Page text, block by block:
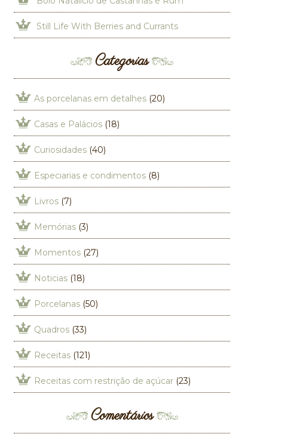
Still Life With Berries and Currants
Categorias
As porcelanas em detalhes (20)
Casas e Palácios (18)
Curiosidades (40)
Especiarias e condimentos (8)
Livros (7)
Memórias (3)
Momentos (27)
Noticias (18)
Porcelanas (50)
Quadros (33)
Receitas (121)
Receitas com restrição de açúcar (23)
Comentários